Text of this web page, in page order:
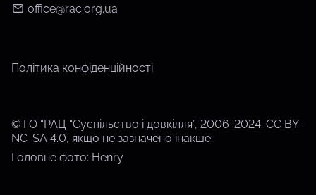
office@rac.org.ua
Політика конфіденційності
© ГО “РАЦ “Суспільство і довкілля”, 2006-2024: CC BY-
NC-SA 4.0, якщо не зазначено інакше
Головне фото: Henry